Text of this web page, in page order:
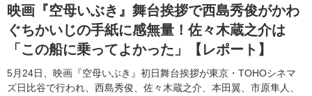
グッズ イベント
声優 コスプレ
舞台 新帝スタ
ラキりす
番組・動画
番組・動画一覧 ラジオ
動画
連載・ブログ
連載・ブログ一覧 コラム
編集部ブログ・お知らせ
映画『空母いぶき』舞台挨拶で西島秀俊がかわ
ぐちかいじの手紙に感無量！佐々木蔵之介は
「この船に乗ってよかった」【レポート】
5月24日、映画『空母いぶき』初日舞台挨拶が東京・TOHOシネマ
ズ日比谷で行われ、西島秀俊、佐々木蔵之介、本田翼、市原隼人、